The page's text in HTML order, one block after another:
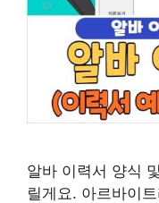
알바 이력서 양식
릴게요. 아르바이